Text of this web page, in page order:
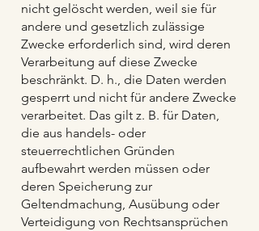
nicht gelöscht werden, weil sie für
andere und gesetzlich zulässige
Zwecke erforderlich sind, wird deren
Verarbeitung auf diese Zwecke
beschränkt. D. h., die Daten werden
gesperrt und nicht für andere Zwecke
verarbeitet. Das gilt z. B. für Daten,
die aus handels- oder
steuerrechtlichen Gründen
aufbewahrt werden müssen oder
deren Speicherung zur
Geltendmachung, Ausübung oder
Verteidigung von Rechtsansprüchen